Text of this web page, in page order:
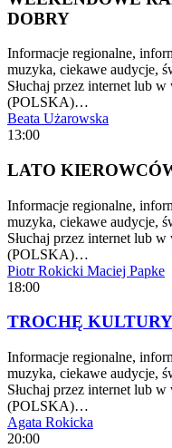
DOBRY
Informacje regionalne,
muzyka, ciekawe audycje,
Słuchaj przez internet lub
(POLSKA)…
Beata Użarowska
13:00
LATO
Informacje regionalne,
muzyka, ciekawe audycje,
Słuchaj przez internet lub
(POLSKA)…
Piotr Rokicki Maciej Papke
18:00
TROCHĘ KULTURY
Informacje regionalne,
muzyka, ciekawe audycje,
Słuchaj przez internet lub
(POLSKA)…
Agata Rokicka
20:00